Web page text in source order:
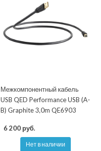
Межкомпонентный кабель
USB QED Performance USB (A-
B) Graphite 3,0m QE6903
6 200 руб.
Нет в наличии